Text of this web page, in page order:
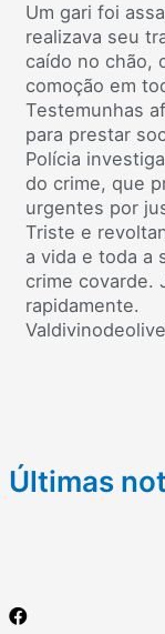
Um gari foi
realizava seu
caído no chão,
comoção em
Testemunhas
para prestar
Polícia
do crime, que
urgentes por
Triste e
a vida e toda a
crime covarde.
rapidamente.
Últimas